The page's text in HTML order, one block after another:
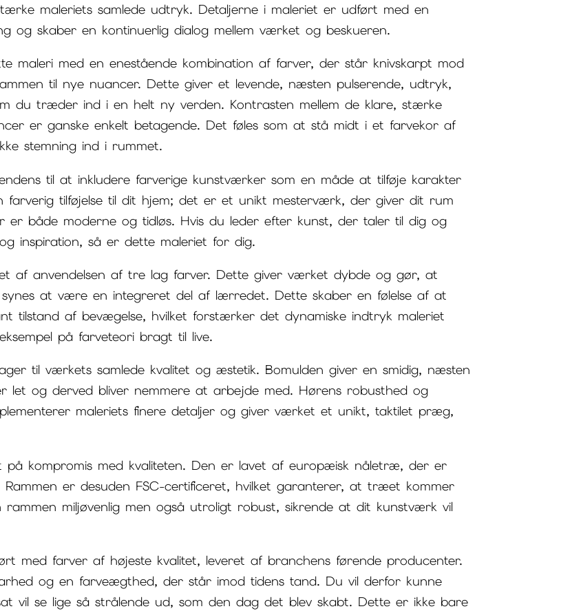
maleriets samlede udtryk. Detaljerne i maleriet er udført med en
og skaber en kontinuerlig dialog mellem værket og beskueren.
maleri med en enestående kombination af farver, der står knivskarpt mod
til nye nuancer. Dette giver et levende, næsten pulserende, udtryk,
du træder ind i en helt ny verden. Kontrasten mellem de klare, stærke
er ganske enkelt betagende. Det føles som at stå midt i et farvekor af
stemning ind i rummet.
til at inkludere farverige kunstværker som en måde at tilføje karakter
farverig tilføjelse til dit hjem; det er et unikt mesterværk, der giver dit rum
både moderne og tidløs. Hvis du leder efter kunst, der taler til dig og
inspiration, så er dette maleriet for dig.
af anvendelsen af tre lag farver. Dette giver værket dybde og gør, at
at være en integreret del af lærredet. Dette skaber en følelse af at
tilstand af bevægelse, hvilket forstærker det dynamiske indtryk maleriet
på farveteori bragt til live.
til værkets samlede kvalitet og æstetik. Bomulden giver en smidig, næsten
let og derved bliver nemmere at arbejde med. Hørens robusthed og
maleriets finere detaljer og giver værket et unikt, taktilet præg,
kompromis med kvaliteten. Den er lavet af europæisk nåletræ, der er
er desuden FSC-certificeret, hvilket garanterer, at træet kommer
miljøvenlig men også utroligt robust, sikrende at dit kunstværk vil
med farver af højeste kvalitet, leveret af branchens førende producenter.
og en farveægthed, der står imod tidens tand. Du vil derfor kunne
vil se lige så strålende ud, som den dag det blev skabt. Dette er ikke bare